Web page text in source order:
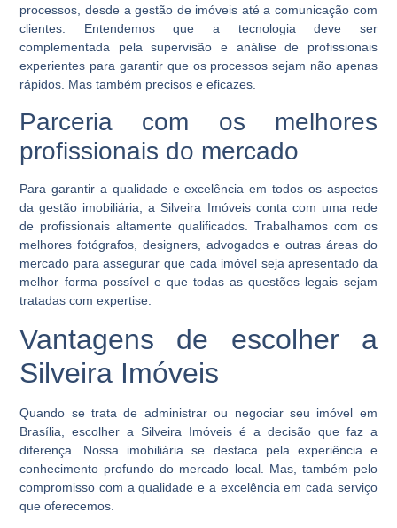
processos, desde a gestão de imóveis até a comunicação com
clientes. Entendemos que a tecnologia deve ser
complementada pela supervisão e análise de profissionais
experientes para garantir que os processos sejam não apenas
rápidos. Mas também precisos e eficazes.
Parceria com os melhores
profissionais do mercado
Para garantir a qualidade e excelência em todos os aspectos
da gestão imobiliária, a Silveira Imóveis conta com uma rede
de profissionais altamente qualificados. Trabalhamos com os
melhores fotógrafos, designers, advogados e outras áreas do
mercado para assegurar que cada imóvel seja apresentado da
melhor forma possível e que todas as questões legais sejam
tratadas com expertise.
Vantagens de escolher a
Silveira Imóveis
Quando se trata de administrar ou negociar seu imóvel em
Brasília, escolher a Silveira Imóveis é a decisão que faz a
diferença. Nossa imobiliária se destaca pela experiência e
conhecimento profundo do mercado local. Mas, também pelo
compromisso com a qualidade e a excelência em cada serviço
que oferecemos.